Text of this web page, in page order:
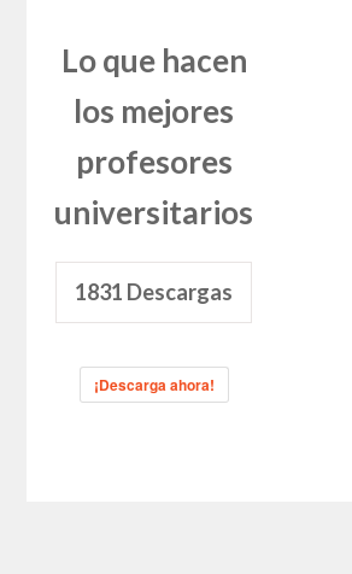
Lo que hacen
los mejores
profesores
universitarios
1831 Descargas
¡Descarga ahora!